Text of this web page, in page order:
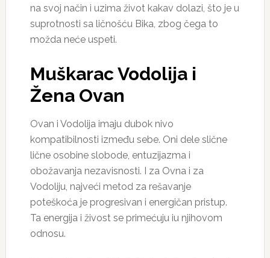
na svoj način i uzima život kakav dolazi, što je u
suprotnosti sa ličnošću Bika, zbog čega to
možda neće uspeti.
Muškarac Vodolija i
Žena Ovan
Ovan i Vodolija imaju dubok nivo
kompatibilnosti između sebe. Oni dele slične
lične osobine slobode, entuzijazma i
obožavanja nezavisnosti. I za Ovna i za
Vodoliju, najveći metod za rešavanje
poteškoća je progresivan i energičan pristup.
Ta energija i živost se primećuju iu njihovom
odnosu.